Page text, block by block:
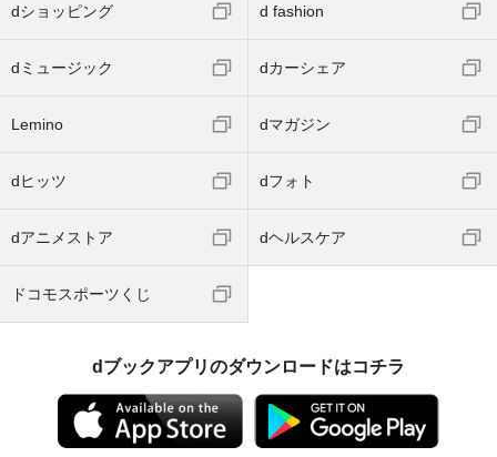
dショッピング d fashion
dミュージック dカーシェア
Lemino dマガジン
dヒッツ dフォト
dアニメストア dヘルスケア
ドコモスポーツくじ
dブックアプリのダウンロードはコチラ